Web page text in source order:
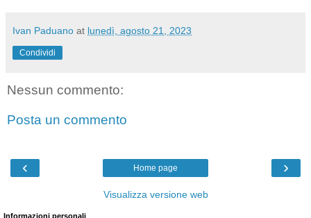
Ivan Paduano at lunedì, agosto 21, 2023
Condividi
Nessun commento:
Posta un commento
‹ ›
Home page
Visualizza versione web
Informazioni personali